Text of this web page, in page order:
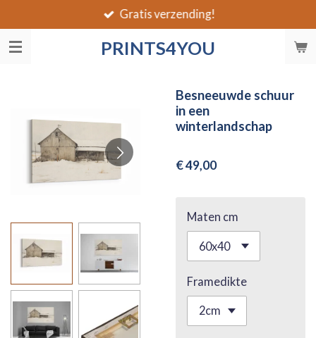
direct
naar
PRINTS4YOU
Gratis verzending!
Besneeuwde schuur
in een
winterlandschap
€ 49,00
Maten cm
Framedikte